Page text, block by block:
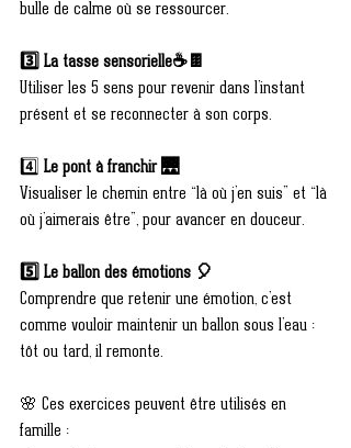
bulle de calme où se ressourcer.
3️⃣ La tasse sensorielle☕🍫
Utiliser les 5 sens pour revenir dans l’instant
présent et se reconnecter à son corps.
4️⃣ Le pont à franchir 🌉
Visualiser le chemin entre “là où j’en suis” et “là
où j’aimerais être”, pour avancer en douceur.
5️⃣ Le ballon des émotions 🎈
Comprendre que retenir une émotion, c’est
comme vouloir maintenir un ballon sous l’eau :
tôt ou tard, il remonte.
🌸 Ces exercices peuvent être utilisés en
famille :